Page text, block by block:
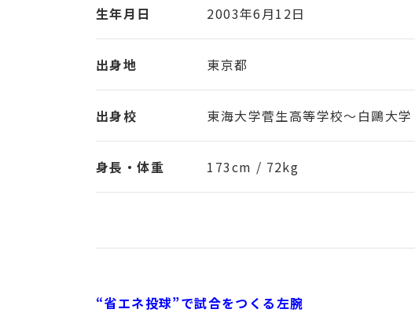
生年月日 2003年6月12日
出身地 東京都
出身校 東海大学菅生高等学校〜白鷗大学
身長・体重 173cm / 72kg
“省エネ投球”で試合をつくる左腕